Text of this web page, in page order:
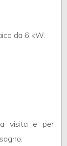
da 6 kW.
visita e per